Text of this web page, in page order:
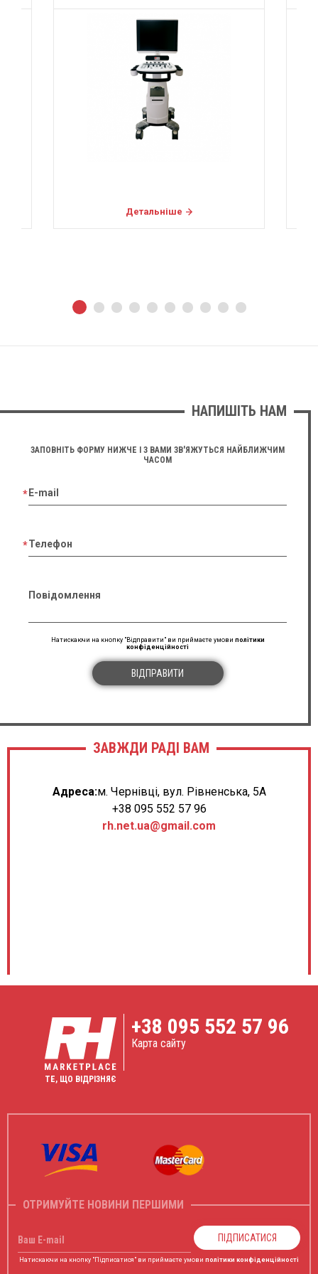
Детальніше
НАПИШІТЬ НАМ
ЗАПОВНІТЬ ФОРМУ НИЖЧЕ І З ВАМИ ЗВ'ЯЖУТЬСЯ НАЙБЛИЖЧИМ
ЧАСОМ
E-mail
Телефон
Повідомлення
Натискаючи на кнопку "Відправити" ви приймаєте умови політики
конфіденційності
ВІДПРАВИТИ
ЗАВЖДИ РАДІ ВАМ
Адреса:м. Чернівці, вул. Рівненська, 5А
+38 095 552 57 96
rh.net.ua@gmail.com
ТЕ, ЩО ВІДРІЗНЯЄ
+38 095 552 57 96
Карта сайту
ОТРИМУЙТЕ НОВИНИ ПЕРШИМИ
Ваш E-mail ПІДПИСАТИСЯ
Натискаючи на кнопку "Підписатися" ви приймаєте умови політики конфіденційності